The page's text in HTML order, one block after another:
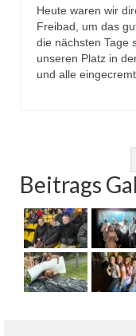
Heute waren wir
Freibad, um das
die nächsten Tage
unseren Platz in
und alle
Beitrags